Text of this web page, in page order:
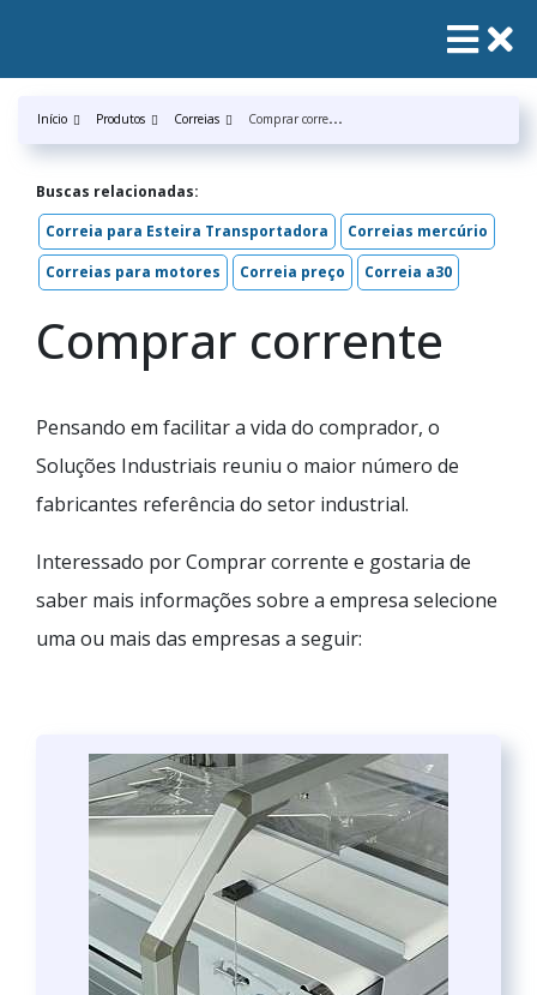
Início Produtos Correias C
omprar corrente
Buscas relacionadas:
Correia para Esteira Transportadora
Correias mercúrio
Correias para motores
Correia preço Correia a30
Comprar corrente
Pensando em facilitar a vida do comprador, o
Soluções Industriais reuniu o maior número de
fabricantes referência do setor industrial.
Interessado por Comprar corrente e gostaria de
saber mais informações sobre a empresa selecione
uma ou mais das empresas a seguir: